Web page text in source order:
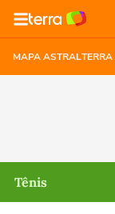
MAPA ASTRAL
Tênis